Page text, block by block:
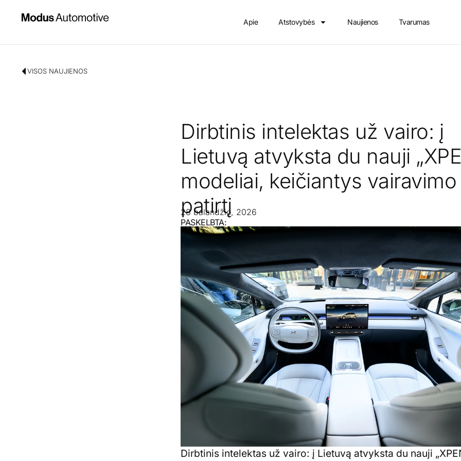
Apie Atstovybės Naujienos Tvarumas
VISOS NAUJIENOS
Dirbtinis intelektas už vairo: į
Lietuvą atvyksta du nauji
modeliai, keičiantys vairavimo
patirtį
PASKELBTA:
28 balandžio, 2026
Dirbtinis intelektas už vairo: į Lietuvą atvyksta du nauji